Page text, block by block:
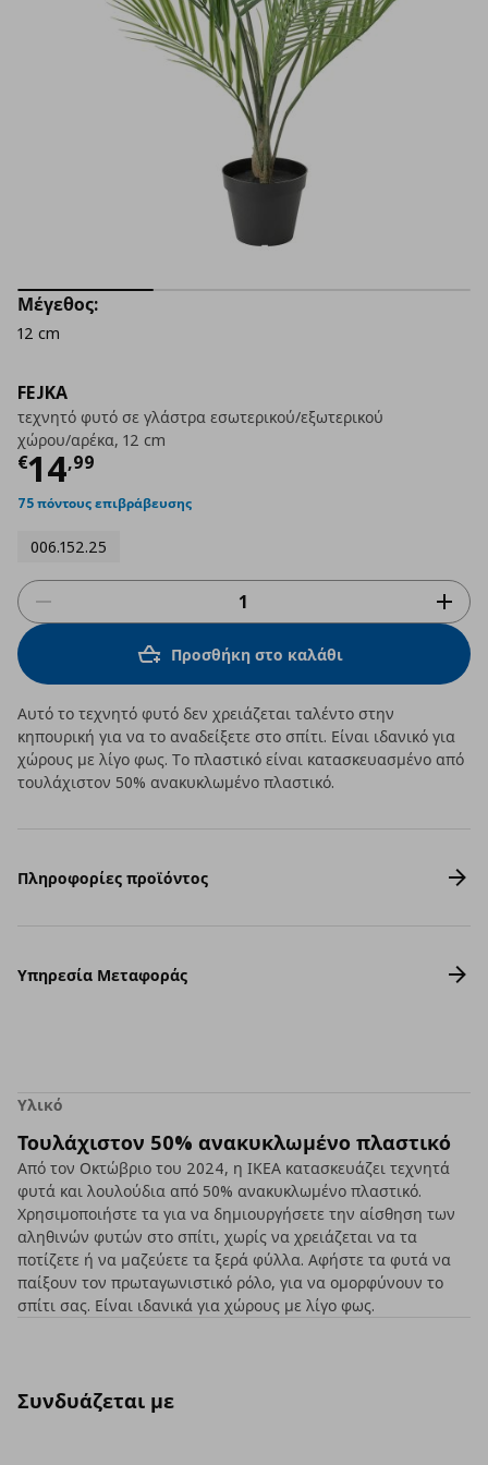
FEJKA
τεχνητό φυτό σε γλάστρα εσωτερικού/εξωτερικού
χώρου/αρέκα, 12 cm
€14,99
Τρέχουσα τιμή
75 πόντους επιβράβευσης
006.152.25
Μέγεθος:
12 cm
Προσθήκη στο καλάθι
Αυτό το τεχνητό φυτό δεν χρειάζεται ταλέντο στην
κηπουρική για να το αναδείξετε στο σπίτι. Είναι ιδανικό για
χώρους με λίγο φως. Το πλαστικό είναι κατασκευασμένο από
τουλάχιστον 50% ανακυκλωμένο πλαστικό.
Πληροφορίες προϊόντος
Υπηρεσία Μεταφοράς
Υλικό
Τουλάχιστον 50% ανακυκλωμένο πλαστικό
Από τον Οκτώβριο του 2024, η ΙΚΕΑ κατασκευάζει τεχνητά
φυτά και λουλούδια από 50% ανακυκλωμένο πλαστικό.
Χρησιμοποιήστε τα για να δημιουργήσετε την αίσθηση των
αληθινών φυτών στο σπίτι, χωρίς να χρειάζεται να τα
ποτίζετε ή να μαζεύετε τα ξερά φύλλα. Αφήστε τα φυτά να
παίξουν τον πρωταγωνιστικό ρόλο, για να ομορφύνουν το
σπίτι σας. Είναι ιδανικά για χώρους με λίγο φως.
Συνδυάζεται με